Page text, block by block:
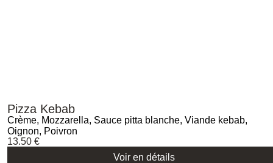
Pizza Kebab
Crème, Mozzarella, Sauce pitta blanche, Viande kebab,
Oignon, Poivron
13.50 €
Voir en détails